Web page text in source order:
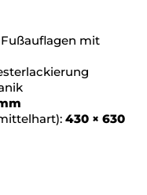
Fußauflagen mit
430 × 630